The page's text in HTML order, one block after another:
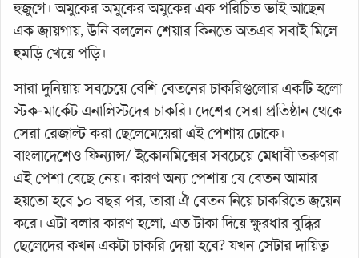
হুজুগে। অমুকের অমুকের অমুকের এক পরিচিত ভাই আছেন
এক জায়গায়, উনি বললেন শেয়ার কিনতে অতএব সবাই মিলে
হুমড়ি খেয়ে পড়ি।
সারা দুনিয়ায় সবচেয়ে বেশি বেতনের চাকরিগুলোর একটি হলো
স্টক-মার্কেট এনালিস্টদের চাকরি। দেশের সেরা প্রতিষ্ঠান থেকে
সেরা রেজাল্ট করা ছেলেমেয়েরা এই পেশায় ঢোকে।
বাংলাদেশেও ফিন্যান্স/ ইকোনমিক্সের সবচেয়ে মেধাবী তরুণরা
এই পেশা বেছে নেয়। কারণ অন্য পেশায় যে বেতন আমার
হয়তো হবে ১০ বছর পর, তারা ঐ বেতন নিয়ে চাকরিতে জয়েন
করে। এটা বলার কারণ হলো, এত টাকা দিয়ে ক্ষুরধার বুদ্ধির
ছেলেদের কখন একটা চাকরি দেয়া হবে? যখন সেটার দায়িত্ব